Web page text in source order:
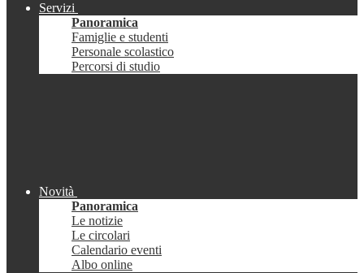
Servizi
Panoramica
Famiglie e studenti
Personale scolastico
Percorsi di studio
Novità
Panoramica
Le notizie
Le circolari
Calendario eventi
Albo online